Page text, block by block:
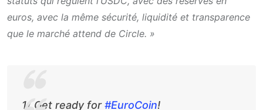
euros, avec la même sécurité, liquidité et transparence
que le marché attend de Circle. »
1/ Get ready for#EuroCoin!